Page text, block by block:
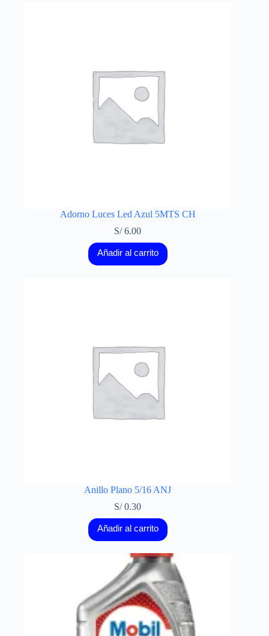
Adorno Luces Led Azul 5MTS CH
S/6.00
Añadir al carrito
Anillo Plano 5/16 ANJ
S/0.30
Añadir al carrito